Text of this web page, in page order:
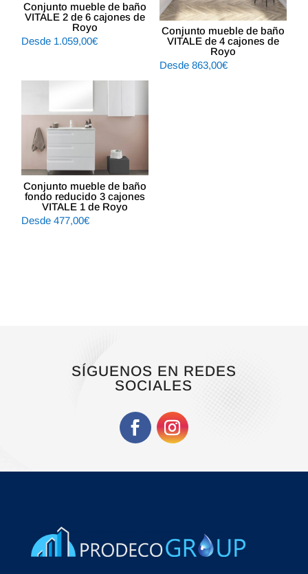
Conjunto mueble de baño
VITALE 2 de 6 cajones de
Royo
Desde 1.059,00€
Conjunto mueble de baño
VITALE de 4 cajones de
Royo
Desde 863,00€
Conjunto mueble de baño
fondo reducido 3 cajones
VITALE 1 de Royo
Desde 477,00€
SÍGUENOS EN REDES
SOCIALES